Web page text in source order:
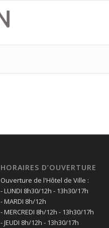
HORAIRES D’OUVERTURE
Ouverture de l'Hôtel de Ville :
- LUNDI 8h30/12h - 13h30/17h
- MARDI 8h/12h
- MERCREDI 8h/12h - 13h30/17h
- JEUDI 8h/12h - 13h30/17h